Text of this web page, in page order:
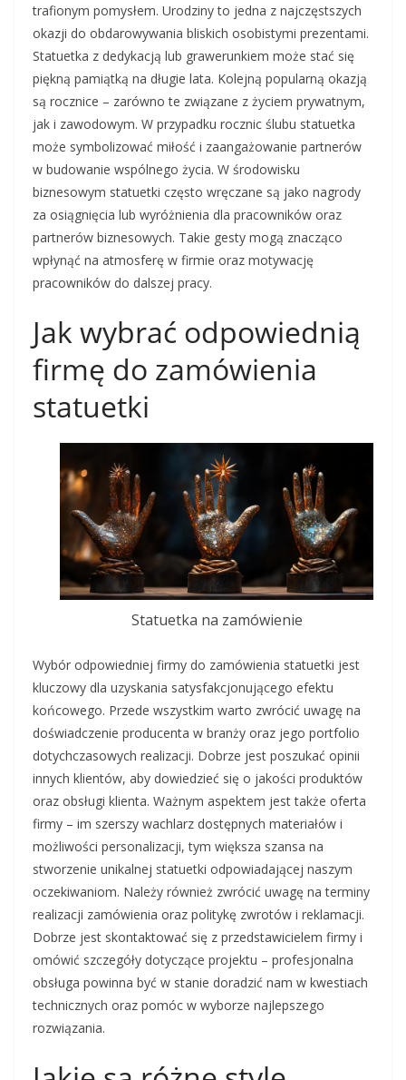
trafionym pomysłem. Urodziny to jedna z najczęstszych
okazji do obdarowywania bliskich osobistymi prezentami.
Statuetka z dedykacją lub grawerunkiem może stać się
piękną pamiątką na długie lata. Kolejną popularną okazją
są rocznice – zarówno te związane z życiem prywatnym,
jak i zawodowym. W przypadku rocznic ślubu statuetka
może symbolizować miłość i zaangażowanie partnerów
w budowanie wspólnego życia. W środowisku
biznesowym statuetki często wręczane są jako nagrody
za osiągnięcia lub wyróżnienia dla pracowników oraz
partnerów biznesowych. Takie gesty mogą znacząco
wpłynąć na atmosferę w firmie oraz motywację
pracowników do dalszej pracy.
Jak wybrać odpowiednią
firmę do zamówienia
statuetki
Statuetka na zamówienie
Wybór odpowiedniej firmy do zamówienia statuetki jest
kluczowy dla uzyskania satysfakcjonującego efektu
końcowego. Przede wszystkim warto zwrócić uwagę na
doświadczenie producenta w branży oraz jego portfolio
dotychczasowych realizacji. Dobrze jest poszukać opinii
innych klientów, aby dowiedzieć się o jakości produktów
oraz obsługi klienta. Ważnym aspektem jest także oferta
firmy – im szerszy wachlarz dostępnych materiałów i
możliwości personalizacji, tym większa szansa na
stworzenie unikalnej statuetki odpowiadającej naszym
oczekiwaniom. Należy również zwrócić uwagę na terminy
realizacji zamówienia oraz politykę zwrotów i reklamacji.
Dobrze jest skontaktować się z przedstawicielem firmy i
omówić szczegóły dotyczące projektu – profesjonalna
obsługa powinna być w stanie doradzić nam w kwestiach
technicznych oraz pomóc w wyborze najlepszego
rozwiązania.